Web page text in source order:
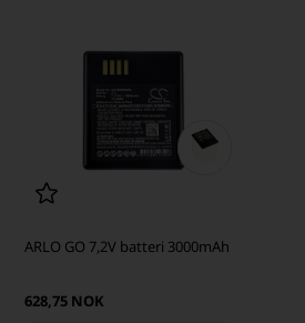
ARLO GO 7,2V batteri 3000mAh
628,75 NOK